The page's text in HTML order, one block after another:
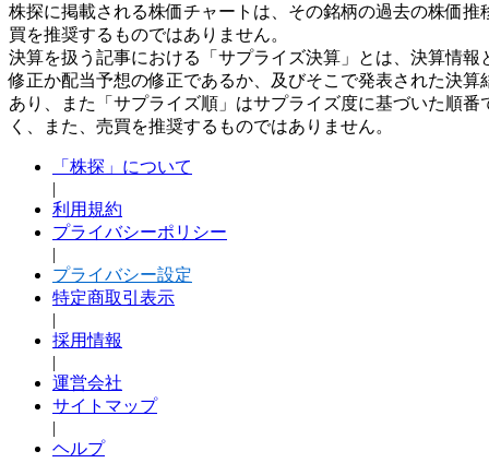
株探に掲載される株価チャートは、その銘柄の過去の株価
買を推奨するものではありません。
決算を扱う記事における「サプライズ決算」とは、決算情
修正か配当予想の修正であるか、及びそこで発表された決
あり、また「サプライズ順」はサプライズ度に基づいた順
く、また、売買を推奨するものではありません。
「株探」について
|
利用規約
プライバシーポリシー
|
プライバシー設定
特定商取引表示
|
採用情報
|
運営会社
サイトマップ
|
ヘルプ